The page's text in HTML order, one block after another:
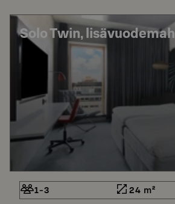
Solo Twin,
1-3 24 m²